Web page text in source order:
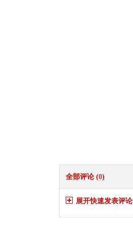
全部评论 (0)
展开快速发表评论